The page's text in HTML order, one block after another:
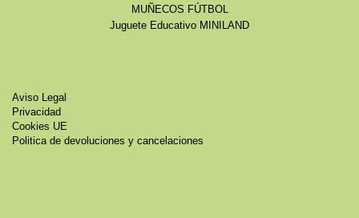
MUÑECOS FÚTBOL
Juguete Educativo MINILAND
Aviso Legal
Privacidad
Cookies UE
Politica de devoluciones y cancelaciones